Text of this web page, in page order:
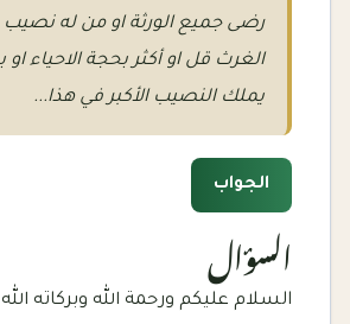
رضى جميع الورثة او من له
الغرث قل او أكثر بحجة الاحياء او
يملك النصيب الأكبر في هذا...
الجواب
السؤال
السلام عليكم ورحمة الله وبركاته